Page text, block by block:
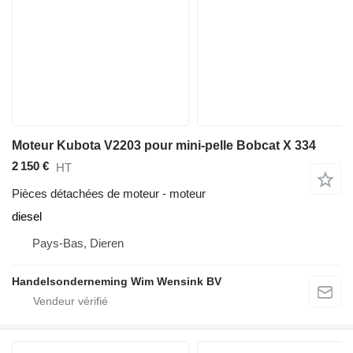
Moteur Kubota V2203 pour mini-pelle Bobcat X 334
2 150 € HT
Pièces détachées de moteur - moteur
diesel
Pays-Bas, Dieren
Handelsonderneming Wim Wensink BV